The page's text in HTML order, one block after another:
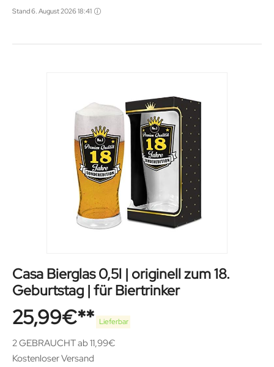
Stand 6. August 2026 18:41
Casa Bierglas 0,5l | originell zum 18.
Geburtstag | für Biertrinker
25,99€ Lieferbar
2 GEBRAUCHT ab 11,99€
Kostenloser Versand